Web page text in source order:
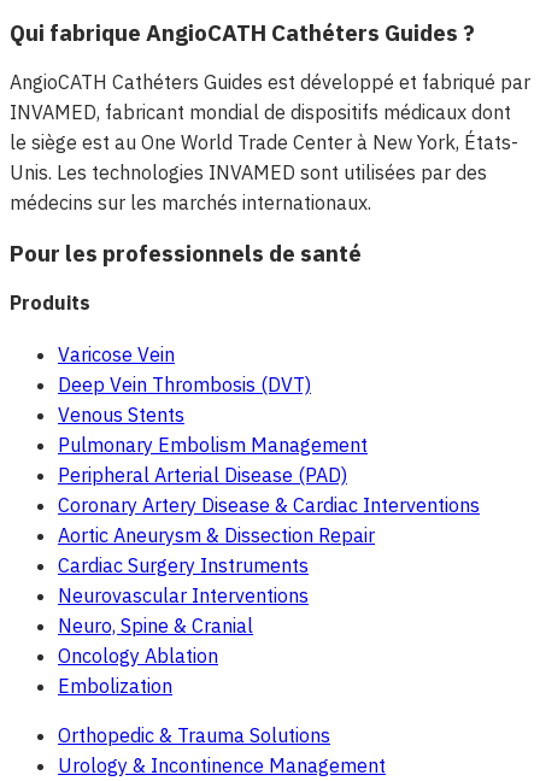
Qui fabrique AngioCATH Cathéters Guides ?
AngioCATH Cathéters Guides est développé et fabriqué par
INVAMED, fabricant mondial de dispositifs médicaux dont
le siège est au One World Trade Center à New York, États-
Unis. Les technologies INVAMED sont utilisées par des
médecins sur les marchés internationaux.
Pour les professionnels de santé
Produits
Varicose Vein
Deep Vein Thrombosis (DVT)
Venous Stents
Pulmonary Embolism Management
Peripheral Arterial Disease (PAD)
Coronary Artery Disease & Cardiac Interventions
Aortic Aneurysm & Dissection Repair
Cardiac Surgery Instruments
Neurovascular Interventions
Neuro, Spine & Cranial
Oncology Ablation
Embolization
Orthopedic & Trauma Solutions
Urology & Incontinence Management